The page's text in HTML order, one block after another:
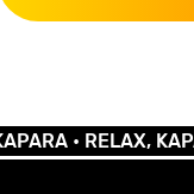
•RELAX, KAPARA